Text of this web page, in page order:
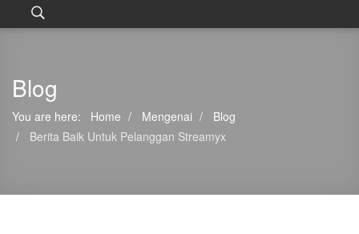
Blog
You are here: Home Mengenai
Blog
Berita Baik Untuk Pelanggan Streamyx